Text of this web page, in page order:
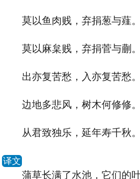
莫以鱼肉贱，弃捐葱与薤。
莫以麻枲贱，弃捐菅与蒯。
出亦复苦愁，入亦复苦愁。
边地多悲风，树木何修修。
从君致独乐，延年寿千秋。
译文
蒲草长满了水池，它们的叶